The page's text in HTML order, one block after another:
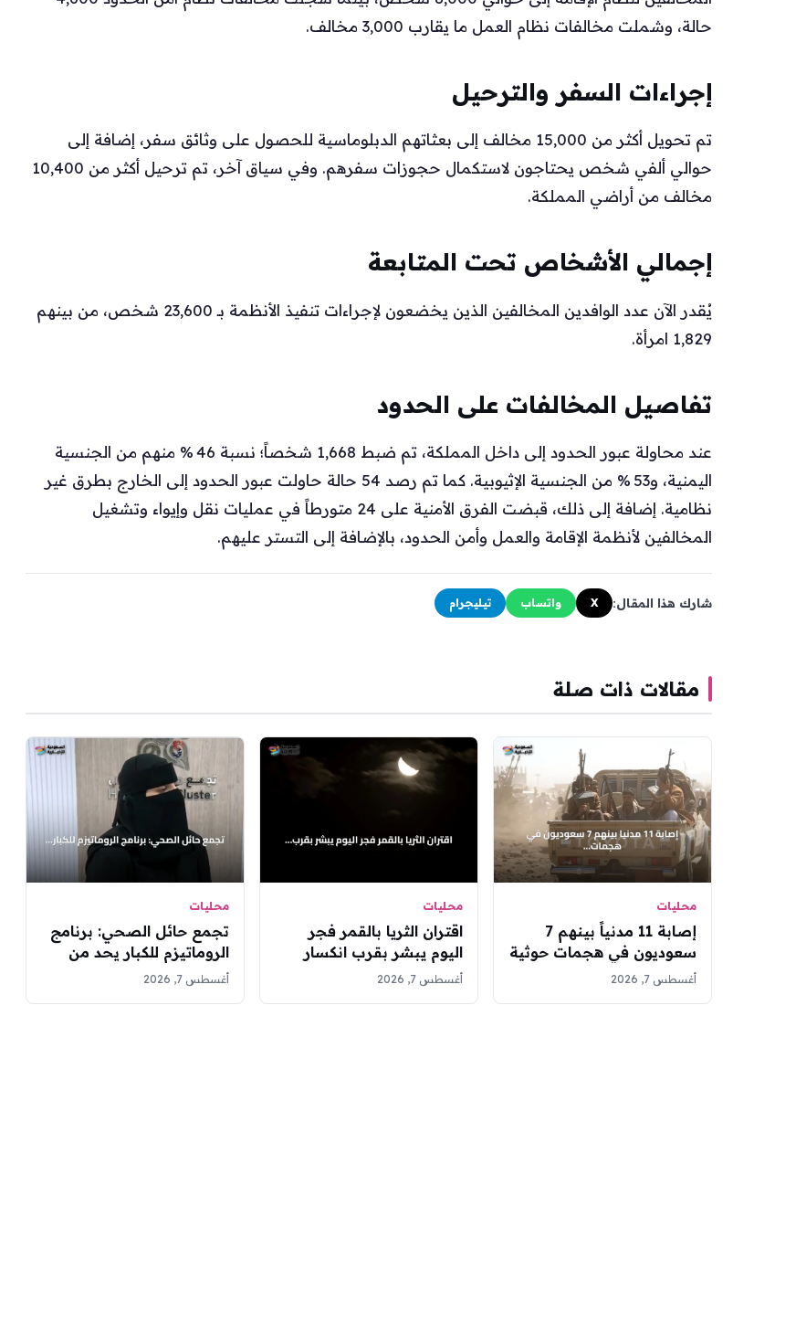
حالة، وشملت مخالفات نظام العمل ما يقارب 3,000 مخالف.
إجراءات السفر والترحيل
تم تحويل أكثر من 15,000 مخالف إلى بعثاتهم الدبلوماسية للحصول على وثائق سفر، إضافة إلى
حوالي ألفي شخص يحتاجون لاستكمال حجوزات سفرهم. وفي سياق آخر، تم ترحيل أكثر من 10,400
مخالف من أراضي المملكة.
إجمالي الأشخاص تحت المتابعة
يُقدر الآن عدد الوافدين المخالفين الذين يخضعون لإجراءات تنفيذ الأنظمة بـ 23,600 شخص، من بينهم
1,829 امرأة.
تفاصيل المخالفات على الحدود
عند محاولة عبور الحدود إلى داخل المملكة، تم ضبط 1,668 شخصاً؛ نسبة 46 % منهم من الجنسية
اليمنية، و53 % من الجنسية الإثيوبية. كما تم رصد 54 حالة حاولت عبور الحدود إلى الخارج بطرق غير
نظامية. إضافة إلى ذلك، قبضت الفرق الأمنية على 24 متورطاً في عمليات نقل وإيواء وتشغيل
المخالفين لأنظمة الإقامة والعمل وأمن الحدود، بالإضافة إلى التستر عليهم.
شارك هذا المقال: X واتساب تيليجرام
مقالات ذات صلة
محليات
إصابة 11 مدنياً بينهم 7
سعوديون في هجمات حوثية
على نجران
أغسطس 7, 2026
محليات
اقتران الثريا بالقمر فجر
اليوم يبشر بقرب انكسار
حرارة الصيف في المملكة
أغسطس 7, 2026
محليات
تجمع حائل الصحي: برنامج
الروماتيزم للكبار يحد من
سفر المرضى للمدن الكبرى
أغسطس 7, 2026